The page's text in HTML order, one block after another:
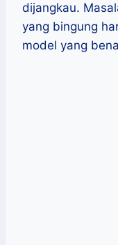
dijangkau.
yang bingung
model yang